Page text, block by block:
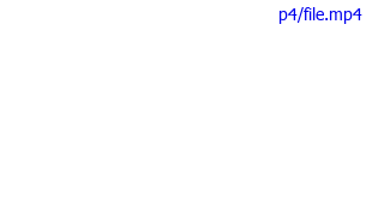
p4/file.mp4